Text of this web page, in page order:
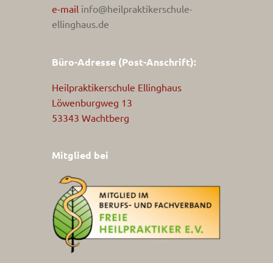
e-mail info@heilpraktikerschule-
ellinghaus.de
Büro-Adresse (Post-Anschrift):
Heilpraktikerschule Ellinghaus
Löwenburgweg 13
53343 Wachtberg
Mitglied bei